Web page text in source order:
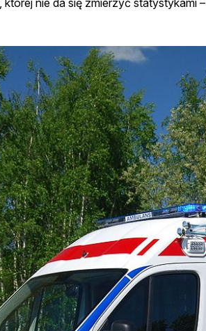
której nie da się zmierzyć statystykami –